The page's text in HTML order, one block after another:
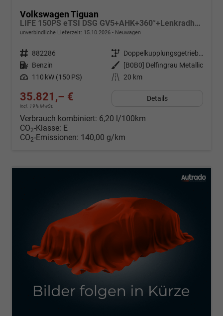
Volkswagen Tiguan
LIFE 150PS eTSI DSG GV5+AHK+360°+Lenkradheiz+IQ.Drive+ACC+App+eHeck+LED
unverbindliche Lieferzeit: 15.10.2026 Neuwagen
Fahrzeugnr. 882286 Getriebe
Doppelkupplungsgetriebe (DSG)
Kraftstoff Benzin Außenfarbe
[B0B0] Delfingrau Metallic
Leistung 110 kW (150 PS) Kilometerstand 20 km
35.821,– €
incl. 19% MwSt.
Details
Verbrauch kombiniert: 6,20 l/100km
CO2-Klasse: E
CO2-Emissionen: 140,00 g/km